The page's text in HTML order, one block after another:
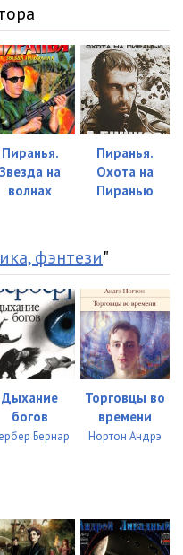
09:01
09:06
04:39
09:25
09:05
09:04
09:03
03:20
09:08
Пиранья.
Звезда на
волнах
Пиранья.
Охота на
Пиранью
фэнтези"
Дыхание
богов
Бернар
Торговцы во
времени
Нортон Андрэ